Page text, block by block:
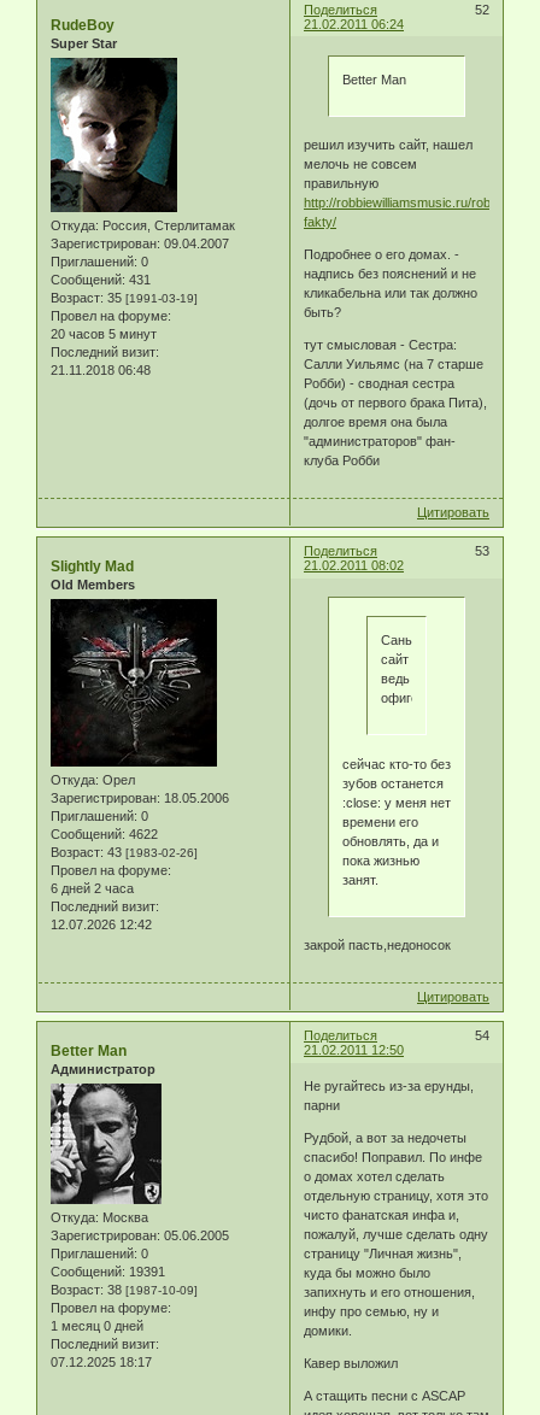
Поделиться
52
21.02.2011 06:24
RudeBoy
Super Star
Откуда: Россия, Стерлитамак
Зарегистрирован: 09.04.2007
Приглашений: 0
Сообщений: 431
Возраст: 35 [1991-03-19]
Провел на форуме:
20 часов 5 минут
Последний визит:
21.11.2018 06:48
Better Man
решил изучить сайт, нашел
мелочь не совсем
правильную
http://robbiewilliamsmusic.ru/robbie/
fakty/
Подробнее о его домах. -
надпись без пояснений и не
кликабельна или так должно
быть?
тут смысловая - Сестра:
Салли Уильямс (на 7 старше
Робби) - сводная сестра
(дочь от первого брака Пита),
долгое время она была
"администраторов" фан-
клуба Робби
Цитировать
Поделиться
53
21.02.2011 08:02
Slightly Mad
Old Members
Откуда: Орел
Зарегистрирован: 18.05.2006
Приглашений: 0
Сообщений: 4622
Возраст: 43 [1983-02-26]
Провел на форуме:
6 дней 2 часа
Последний визит:
12.07.2026 12:42
Сань,зарегся!
сайт
ведь
офигенский
сейчас кто-то без
зубов останется
:close: у меня нет
времени его
обновлять, да и
пока жизнью
занят.
закрой пасть,недоносок
Цитировать
Поделиться
54
21.02.2011 12:50
Better Man
Администратор
Откуда: Москва
Зарегистрирован: 05.06.2005
Приглашений: 0
Сообщений: 19391
Возраст: 38 [1987-10-09]
Провел на форуме:
1 месяц 0 дней
Последний визит:
07.12.2025 18:17
Не ругайтесь из-за ерунды,
парни
Рудбой, а вот за недочеты
спасибо! Поправил. По инфе
о домах хотел сделать
отдельную страницу, хотя это
чисто фанатская инфа и,
пожалуй, лучше сделать одну
страницу "Личная жизнь",
куда бы можно было
запихнуть и его отношения,
инфу про семью, ну и
домики.
Кавер выложил
А стащить песни с ASCAP